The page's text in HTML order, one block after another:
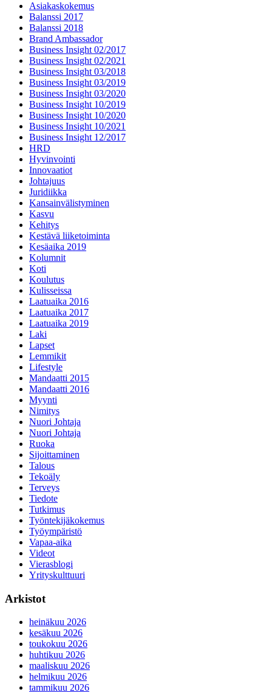
Asiakaskokemus
Balanssi 2017
Balanssi 2018
Brand Ambassador
Business Insight 02/2017
Business Insight 02/2021
Business Insight 03/2018
Business Insight 03/2019
Business Insight 03/2020
Business Insight 10/2019
Business Insight 10/2020
Business Insight 10/2021
Business Insight 12/2017
HRD
Hyvinvointi
Innovaatiot
Johtajuus
Juridiikka
Kansainvälistyminen
Kasvu
Kehitys
Kestävä liiketoiminta
Kesäaika 2019
Kolumnit
Koti
Koulutus
Kulisseissa
Laatuaika 2016
Laatuaika 2017
Laatuaika 2019
Laki
Lapset
Lemmikit
Lifestyle
Mandaatti 2015
Mandaatti 2016
Myynti
Nimitys
Nuori Johtaja
Nuori Johtaja
Ruoka
Sijoittaminen
Talous
Tekoäly
Terveys
Tiedote
Tutkimus
Työntekijäkokemus
Työympäristö
Vapaa-aika
Videot
Vierasblogi
Yrityskulttuuri
Arkistot
heinäkuu 2026
kesäkuu 2026
toukokuu 2026
huhtikuu 2026
maaliskuu 2026
helmikuu 2026
tammikuu 2026